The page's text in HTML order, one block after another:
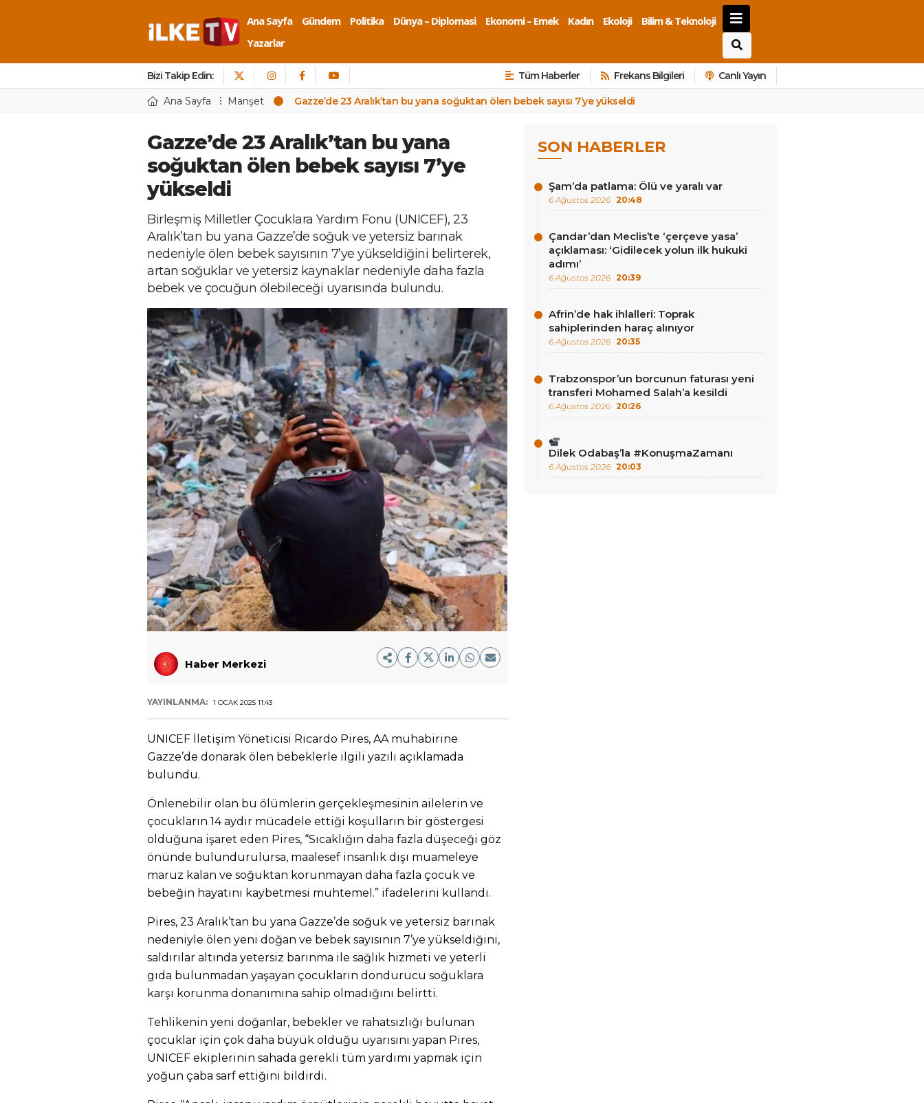
Ana Sayfa Gündem Politika Dünya – Diplomasi Ekonomi – Emek Kadın Ekoloji
Bilim & Teknoloji
Yazarlar
Bizi Takip Edin: Tüm Haberler Frekans Bilgileri Canlı Yayın
Ana Sayfa Manşet Gazze’de 23 Aralık’tan bu yana soğuktan ölen bebek sayısı 7’ye yükseldi
Gazze’de 23 Aralık’tan bu yana
soğuktan ölen bebek sayısı 7’ye
yükseldi
Birleşmiş Milletler Çocuklara Yardım Fonu (UNICEF), 23
Aralık’tan bu yana Gazze’de soğuk ve yetersiz barınak
nedeniyle ölen bebek sayısının 7’ye yükseldiğini belirterek,
artan soğuklar ve yetersiz kaynaklar nedeniyle daha fazla
bebek ve çocuğun ölebileceği uyarısında bulundu.
Haber Merkezi
YAYINLANMA: 1 OCAK 2025 11:43
UNICEF İletişim Yöneticisi Ricardo Pires, AA muhabirine
Gazze’de donarak ölen bebeklerle ilgili yazılı açıklamada
bulundu.
Önlenebilir olan bu ölümlerin gerçekleşmesinin ailelerin ve
çocukların 14 aydır mücadele ettiği koşulların bir göstergesi
olduğuna işaret eden Pires, “Sıcaklığın daha fazla düşeceği göz
önünde bulundurulursa, maalesef insanlık dışı muameleye
maruz kalan ve soğuktan korunmayan daha fazla çocuk ve
bebeğin hayatını kaybetmesi muhtemel.” ifadelerini kullandı.
Pires, 23 Aralık’tan bu yana Gazze’de soğuk ve yetersiz barınak
nedeniyle ölen yeni doğan ve bebek sayısının 7’ye yükseldiğini,
saldırılar altında yetersiz barınma ile sağlık hizmeti ve yeterli
gıda bulunmadan yaşayan çocukların dondurucu soğuklara
karşı korunma donanımına sahip olmadığını belirtti.
Tehlikenin yeni doğanlar, bebekler ve rahatsızlığı bulunan
çocuklar için çok daha büyük olduğu uyarısını yapan Pires,
UNICEF ekiplerinin sahada gerekli tüm yardımı yapmak için
yoğun çaba sarf ettiğini bildirdi.
SON HABERLER
Şam’da patlama: Ölü ve yaralı var
6 Ağustos 2026 20:48
Çandar’dan Meclis’te ‘çerçeve yasa’
açıklaması: ‘Gidilecek yolun ilk hukuki
adımı’
6 Ağustos 2026 20:39
Afrin’de hak ihlalleri: Toprak
sahiplerinden haraç alınıyor
6 Ağustos 2026 20:35
Trabzonspor’un borcunun faturası yeni
transferi Mohamed Salah’a kesildi
6 Ağustos 2026 20:26
Dilek Odabaş’la #KonuşmaZamanı
6 Ağustos 2026 20:03